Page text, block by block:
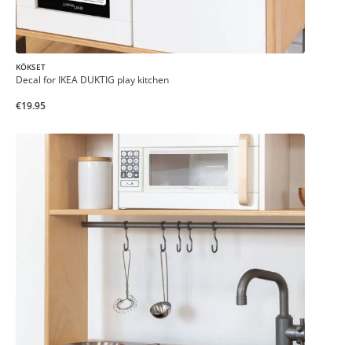
KÖKSET
Decal for IKEA DUKTIG play kitchen
€19.95